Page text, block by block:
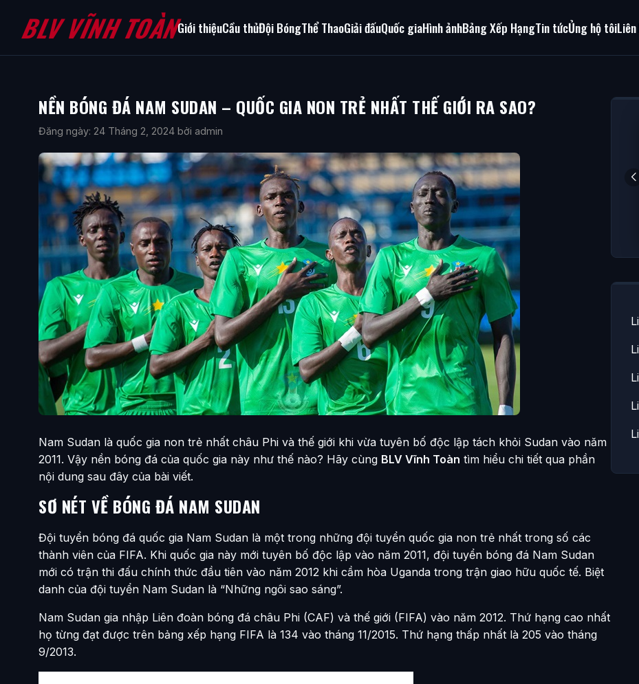
BLV VĨNH TOÀNGiới thiệuCầu thủĐội BóngThể ThaoGiải đấuQuốc giaHình ảnhBảng Xếp HạngTin tứcỦng hộ tôiLiên
NỀN BÓNG ĐÁ NAM SUDAN – QUỐC GIA NON TRẺ NHẤT THẾ GIỚI RA SAO?
Đăng ngày: 24 Tháng 2, 2024 bởi admin
Nam Sudan là quốc gia non trẻ nhất châu Phi và thế giới khi vừa tuyên bố độc lập tách khỏi Sudan vào năm
2011. Vậy nền bóng đá của quốc gia này như thế nào? Hãy cùng BLV Vĩnh Toàn tìm hiểu chi tiết qua phần
nội dung sau đây của bài viết.
SƠ NÉT VỀ BÓNG ĐÁ NAM SUDAN
Đội tuyển bóng đá quốc gia Nam Sudan là một trong những đội tuyển quốc gia non trẻ nhất trong số các
thành viên của FIFA. Khi quốc gia này mới tuyên bố độc lập vào năm 2011, đội tuyển bóng đá Nam Sudan
mới có trận thi đấu chính thức đầu tiên vào năm 2012 khi cầm hòa Uganda trong trận giao hữu quốc tế. Biệt
danh của đội tuyển Nam Sudan là “Những ngôi sao sáng”.
Nam Sudan gia nhập Liên đoàn bóng đá châu Phi (CAF) và thế giới (FIFA) vào năm 2012. Thứ hạng cao nhất
họ từng đạt được trên bảng xếp hạng FIFA là 134 vào tháng 11/2015. Thứ hạng thấp nhất là 205 vào tháng
9/2013.